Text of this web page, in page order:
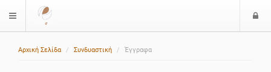
$langMenu
Αρχική Σελίδα Συνδυαστική Έγγραφα